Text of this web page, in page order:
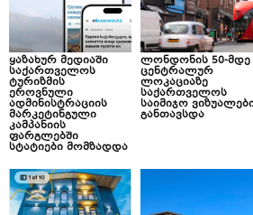
ყაზახურ მედიაში
საქართველოს
ტურიზმის
ეროვნული
ადმინისტრაციის
მარკეტინგული
კამპანიის
ფარგლებში
სტატიები მომზადდა
ლონდონის 50-მდე
ცენტრალურ
ლოკაციაზე
საქართველოს
საიმიჯო
განთავსდა